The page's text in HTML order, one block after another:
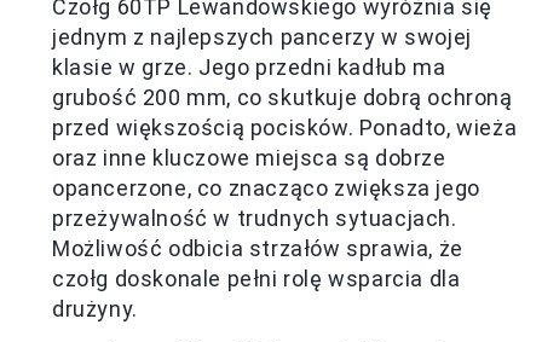
Czołg 60TP Lewandowskiego wyróżnia się
jednym z najlepszych pancerzy w swojej
klasie w grze. Jego przedni kadłub ma
grubość 200 mm, co skutkuje dobrą ochroną
przed większością pocisków. Ponadto, wieża
oraz inne kluczowe miejsca są dobrze
opancerzone, co znacząco zwiększa jego
przeżywalność w trudnych sytuacjach.
Możliwość odbicia strzałów sprawia, że
czołg doskonale pełni rolę wsparcia dla
drużyny.